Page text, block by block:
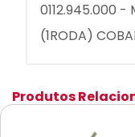
0112.945.000 -
(1RODA)
Produtos